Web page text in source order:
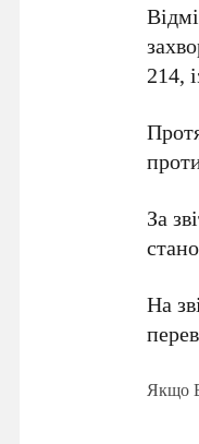
214,
За
На
Якщо